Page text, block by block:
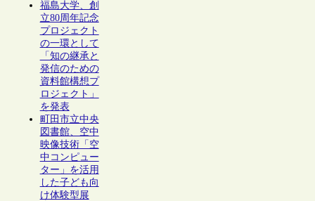
福島大学、創
立80周年記念
プロジェクト
の一環として
「知の継承と
発信のための
資料館構想プ
ロジェクト」
を発表
町田市立中央
図書館、空中
映像技術「空
中コンピュー
ター」を活用
した子ども向
け体験型展